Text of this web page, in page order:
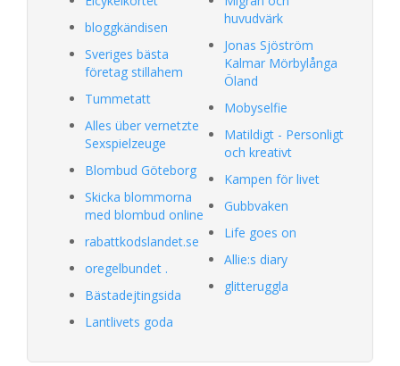
bloggkändisen
Sveriges bästa
företag stillahem
Tummetatt
Alles über vernetzte
Sexspielzeuge
Blombud Göteborg
Skicka blommorna
med blombud online
rabattkodslandet.se
oregelbundet .
Bästadejtingsida
Lantlivets goda
huvudvärk
Jonas Sjöström
Kalmar Mörbylånga
Öland
Mobyselfie
Matildigt - Personligt
och kreativt
Kampen för livet
Gubbvaken
Life goes on
Allie:s diary
glitteruggla